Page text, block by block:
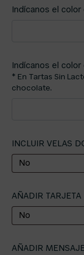
Indícanos el
Indícanos el
* En Tartas Sin
chocolate.
INCLUIR VELAS
AÑADIR TARJETA
AÑADIR